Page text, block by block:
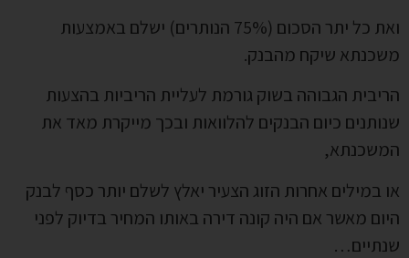
ואת כל יתר הסכום (75% הנותרים) ישלם באמצעות
משכנתא שיקח מהבנק.
הריבית הגבוהה בשוק גורמת לעליית הריביות בהצעות
שנותנים כיום הבנקים להלוואות ובכך מייקרת מאד את
המשכנתא,
או במילים אחרות הזוג הצעיר יאלץ לשלם יותר כסף לבנק
היום מאשר אם היה קונה דירה באותו המחיר בדיוק לפני
שנתיים…